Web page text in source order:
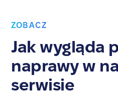
ZOBACZ
Jak wygląda
naprawy w
serwisie